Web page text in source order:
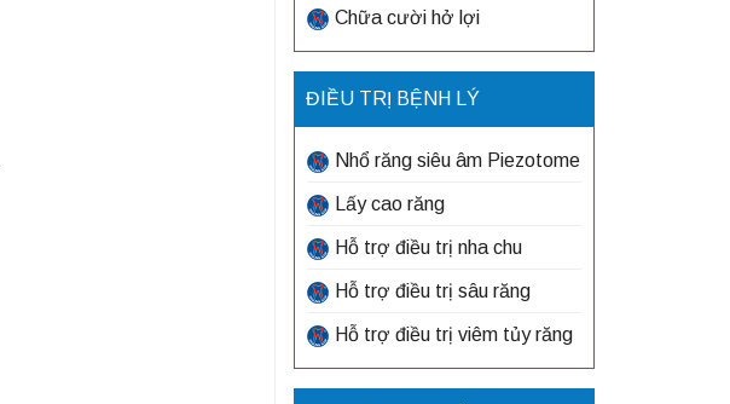
Chữa cười hở lợi
ĐIỀU TRỊ BỆNH LÝ
Nhổ răng siêu âm Piezotome
Lấy cao răng
Hỗ trợ điều trị nha chu
Hỗ trợ điều trị sâu răng
Hỗ trợ điều trị viêm tủy răng